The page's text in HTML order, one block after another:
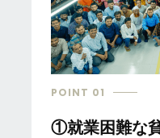
POINT 01
①就業困難な